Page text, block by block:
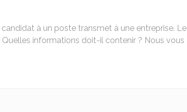
à un poste transmet à une entreprise. Le
informations doit-il contenir ? Nous vous